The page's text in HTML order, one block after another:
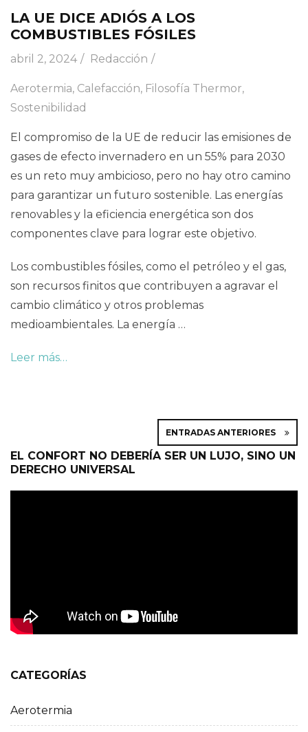
LA UE DICE ADIÓS A LOS
COMBUSTIBLES FÓSILES
abril 2, 2024 Redacción
Aerotermia, Calefacción, Filosofía Thermor,
Sostenibilidad
El compromiso de la UE de reducir las emisiones de
gases de efecto invernadero en un 55% para 2030
es un reto muy ambicioso, pero no hay otro camino
para garantizar un futuro sostenible. Las energías
renovables y la eficiencia energética son dos
componentes clave para lograr este objetivo.
Los combustibles fósiles, como el petróleo y el gas,
son recursos finitos que contribuyen a agravar el
cambio climático y otros problemas
medioambientales. La energía …
Leer más…
ENTRADAS ANTERIORES
EL CONFORT NO DEBERÍA SER UN LUJO, SINO UN
DERECHO UNIVERSAL
CATEGORÍAS
Aerotermia